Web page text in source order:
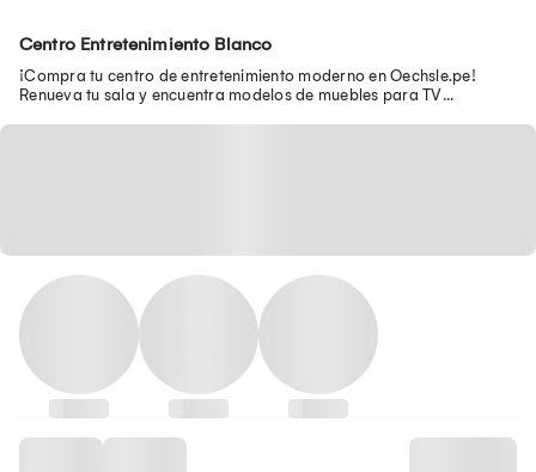
Centro Entretenimiento Blanco
¡Compra tu centro de entretenimiento moderno en Oechsle.pe!
Renueva tu sala y encuentra modelos de muebles para TV